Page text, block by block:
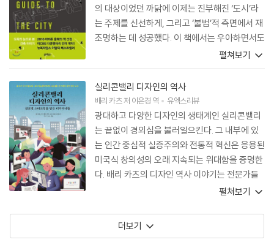
의 대상이었던 까닭에 이제는 진부해진 ‘도시’라
는 주제를 신선하게, 그리고 ‘불법’적 측면에서 재
조명하는 데 성공했다. 이 책에서는 우아하면서도
불량한 슈퍼빌런이 도시의 구조에 통달한 파쿠르
처럼 도시를 휘젓는다. 벌써 이 책의 TV 시리즈가
눈앞에 그려진다.
펼쳐보기
실리콘밸리 디자인의 역사
배리 카츠저 이은경 역 유엑스리뷰
광대하고 다양한 디자인의 생태계인 실리콘밸리
는 끝없이 경외심을 불러일으킨다. 그 내부에 있
는 인간 중심적 실증주의와 전통적 혁신은 응용된
미국식 창의성의 오래 지속되는 위대함을 증명한
다. 배리 카츠의 디자인 역사 이야기는 전문가들
과 일반 독자 모두에게 기쁨이 될 것이다. 왜냐하
펼쳐보기
더보기